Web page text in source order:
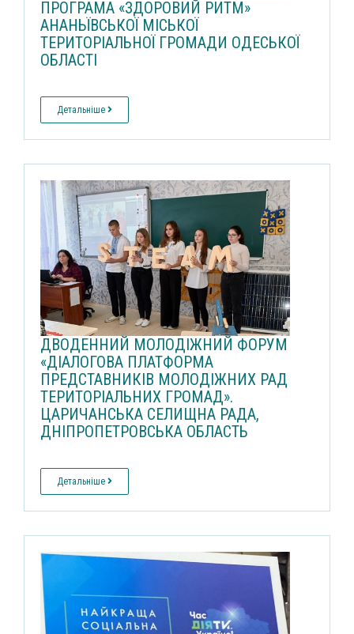
ПРОГРАМА «ЗДОРОВИЙ РИТМ»
АНАНЬЇВСЬКОЇ МІСЬКОЇ
ТЕРИТОРІАЛЬНОЇ ГРОМАДИ ОДЕСЬКОЇ
ОБЛАСТІ
Детальніше
ДВОДЕННИЙ МОЛОДІЖНИЙ ФОРУМ
«ДІАЛОГОВА ПЛАТФОРМА
ПРЕДСТАВНИКІВ МОЛОДІЖНИХ РАД
ТЕРИТОРІАЛЬНИХ ГРОМАД».
ЦАРИЧАНСЬКА СЕЛИЩНА РАДА,
ДНІПРОПЕТРОВСЬКА ОБЛАСТЬ
Детальніше